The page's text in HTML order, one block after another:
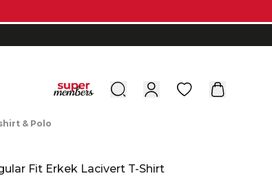
0
& Polo
Fit Erkek Lacivert T-Shirt